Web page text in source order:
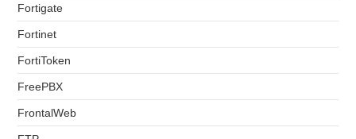
Fortigate
Fortinet
FortiToken
FreePBX
FrontalWeb